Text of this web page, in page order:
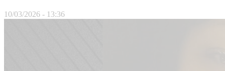
10/03/2026 - 13:36